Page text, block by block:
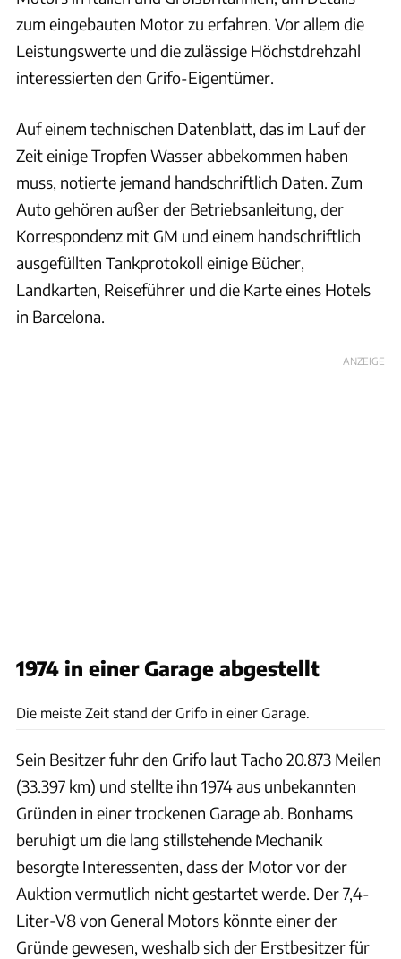
zum eingebauten Motor zu erfahren. Vor allem die
Leistungswerte und die zulässige Höchstdrehzahl
interessierten den Grifo-Eigentümer.
Auf einem technischen Datenblatt, das im Lauf der
Zeit einige Tropfen Wasser abbekommen haben
muss, notierte jemand handschriftlich Daten. Zum
Auto gehören außer der Betriebsanleitung, der
Korrespondenz mit GM und einem handschriftlich
ausgefüllten Tankprotokoll einige Bücher,
Landkarten, Reiseführer und die Karte eines Hotels
in Barcelona.
ANZEIGE
1974 in einer Garage abgestellt
Die meiste Zeit stand der Grifo in einer Garage.
Sein Besitzer fuhr den Grifo laut Tacho 20.873 Meilen
(33.397 km) und stellte ihn 1974 aus unbekannten
Gründen in einer trockenen Garage ab. Bonhams
beruhigt um die lang stillstehende Mechanik
besorgte Interessenten, dass der Motor vor der
Auktion vermutlich nicht gestartet werde. Der 7,4-
Liter-V8 von General Motors könnte einer der
Gründe gewesen, weshalb sich der Erstbesitzer für